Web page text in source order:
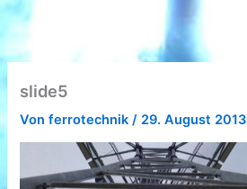
slide5
Vonferrotechnik / 29. August 2013